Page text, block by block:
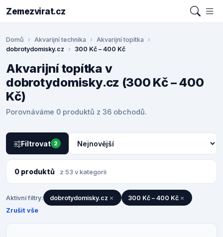
Zemezvirat.cz
Domů Akvarijní technika
Akvarijní topítka
dobrotydomisky.cz
300 Kč – 400 Kč
Akvarijní topítka v
dobrotydomisky.cz (300 Kč – 400
Kč)
Porovnáváme 0 produktů z 36 obchodů.
Filtrovat 2
0 produktů z 53 v kategorii
Aktivní filtry: dobrotydomisky.cz
300 Kč – 400 Kč
Zrušit vše